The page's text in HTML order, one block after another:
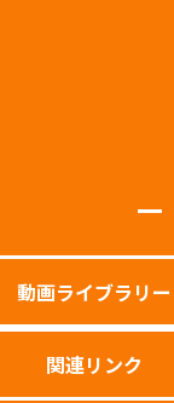
動画ライブラリー
関連リンク